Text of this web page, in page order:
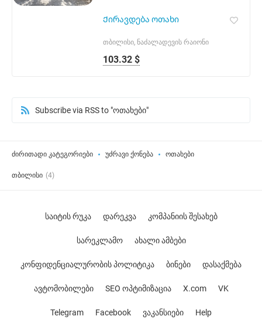
Ქირავდება ოთახი
103.32 $
თბილისი, ნაძალადევის რაიონი
Subscribe via RSS to "ოთახები"
ძირითადი კატეგორიები უძრავი ქონება ოთახები
თბილისი (4)
საიტის რუკა დარეკვა კომპანიის შესახებ
სარეკლამო ახალი ამბები
კონფიდენციალურობის პოლიტიკა ბინები დასაქმება
ავტომობილები SEO ოპტიმიზაცია X.com VK
Telegram Facebook ვაკანსიები Help